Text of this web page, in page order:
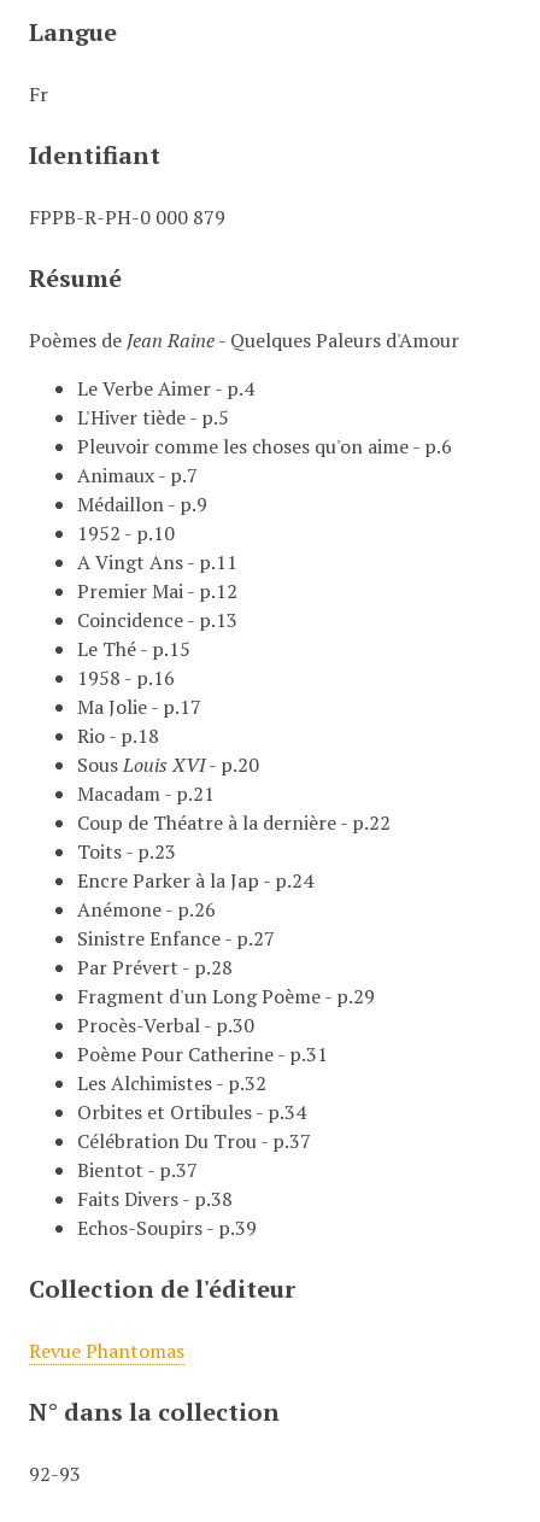
Langue
Fr
Identifiant
FPPB-R-PH-0 000 879
Résumé
Poèmes de Jean Raine- Quelques Paleurs d'Amour
Le Verbe Aimer - p.4
L'Hiver tiède - p.5
Pleuvoir comme les choses qu'on aime - p.6
Animaux - p.7
Médaillon - p.9
1952 - p.10
A Vingt Ans - p.11
Premier Mai - p.12
Coincidence - p.13
Le Thé - p.15
1958 - p.16
Ma Jolie - p.17
Rio - p.18
SousLouis XVI- p.20
Macadam - p.21
Coup de Théatre à la dernière - p.22
Toits - p.23
Encre Parker à la Jap - p.24
Anémone - p.26
Sinistre Enfance - p.27
Par Prévert - p.28
Fragment d'un Long Poème - p.29
Procès-Verbal - p.30
Poème Pour Catherine - p.31
Les Alchimistes - p.32
Orbites et Ortibules - p.34
Célébration Du Trou - p.37
Bientot - p.37
Faits Divers - p.38
Echos-Soupirs - p.39
Collection de l'éditeur
Revue Phantomas
N° dans la collection
92-93